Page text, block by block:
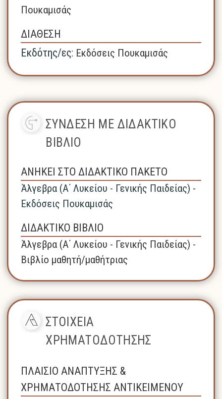
Πουκαμισάς
ΔΙΑΘΕΣΗ
Εκδότης/ες: Εκδόσεις Πουκαμισάς
ΣΥΝΔΕΣΗ ΜΕ ΔΙΔΑΚΤΙΚΟ
ΒΙΒΛΙΟ
ΑΝΗΚΕΙ ΣΤΟ ΔΙΔΑΚΤΙΚΟ ΠΑΚΕΤΟ
Άλγεβρα (A΄ Λυκείου - Γενικής Παιδείας) -
Εκδόσεις Πουκαμισάς
ΔΙΔΑΚΤΙΚΟ ΒΙΒΛΙΟ
Άλγεβρα (A΄ Λυκείου - Γενικής Παιδείας) -
Βιβλίο μαθητή/μαθήτριας
ΣΤΟΙΧΕΙΑ
ΧΡΗΜΑΤΟΔΟΤΗΣΗΣ
ΠΛΑΙΣΙΟ ΑΝΑΠΤΥΞΗΣ &
ΧΡΗΜΑΤΟΔΟΤΗΣΗΣ ΑΝΤΙΚΕΙΜΕΝΟΥ